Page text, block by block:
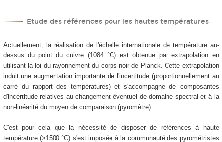
Etude des références pour les hautes températures
Actuellement, la réalisation de l'échelle internationale de température au-
dessus du point du cuivre (1084 °C) est obtenue par extrapolation en
utilisant la loi du rayonnement du corps noir de Planck. Cette extrapolation
induit une augmentation importante de l'incertitude (proportionnellement au
carré du rapport des températures) et s'accompagne de composantes
d'incertitude relatives au changement éventuel de domaine spectral et à la
non-linéarité du moyen de comparaison (pyromètre).
C'est pour cela que la nécessité de disposer de références à haute
température (>1500 °C) s'est imposée à la communauté des pyrométristes